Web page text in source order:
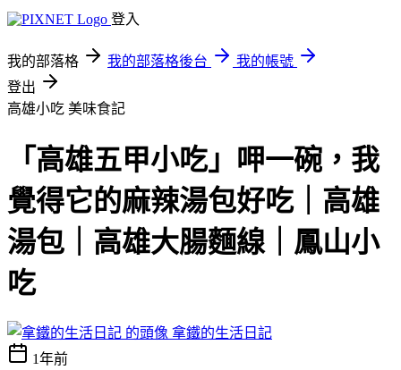
登入
我的部落格 我的部落格後台
我的帳號
登出
高雄小吃 美味食記
「高雄五甲小吃」呷一碗，我
覺得它的麻辣湯包好吃｜高雄
湯包｜高雄大腸麵線｜鳳山小
吃
拿鐵的生活日記
1年前